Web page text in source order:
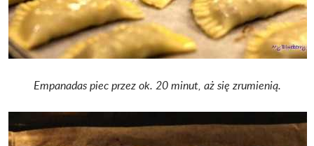
Empanadas piec przez ok. 20 minut, aż się zrumienią.